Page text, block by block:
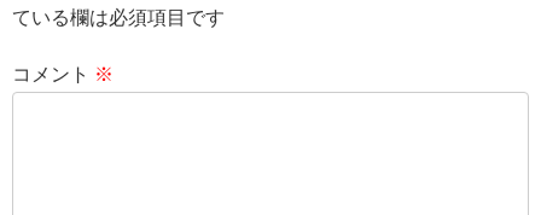
ている欄は必須項目です
コメント ※